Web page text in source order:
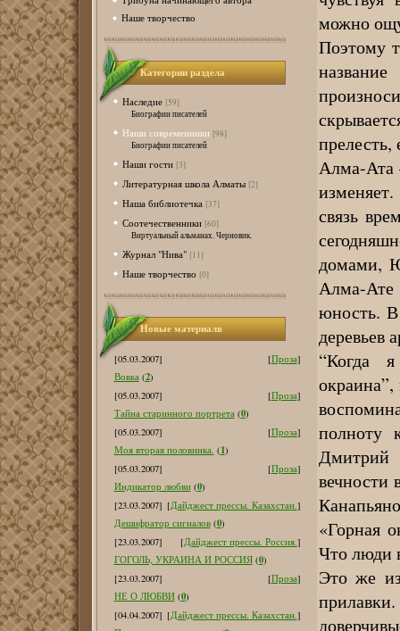
Наше творчество
Категории раздела
Наследие [59]
Биографии писателей
Наши современники [98]
Биографии писателей
Наши гости [3]
Литературная школа Алматы [2]
Наша библиотечка [37]
Соотечественники [60]
Виртуальный альманах. Черновик.
Журнал "Нива" [11]
Наше творчество [0]
Новые материалв
[05.03.2007] [Проза]
Вовка (2)
[05.03.2007]
[Проза]
Тайна старинного портрета (0)
[05.03.2007]
[Проза]
Моя вторая половинка. (1)
[05.03.2007]
[Проза]
Индикатор любви (0)
[23.03.2007] [Дайджест прессы. Казахстан.]
Дешифратор сигналов (0)
[23.03.2007]
[Дайджест прессы. Россия.]
ГОГОЛЬ, УКРАИНА И РОССИЯ (0)
[23.03.2007]
[Проза]
НЕ О ЛЮБВИ (0)
[04.04.2007] [Дайджест прессы. Казахстан.]
можно
Поэтому
прелесть,
Алма-Ата
связь
домами,
Алма-Ате
юность.
деревьев
“Когда
полноту
вечности
«Горная
Что люди
Это же